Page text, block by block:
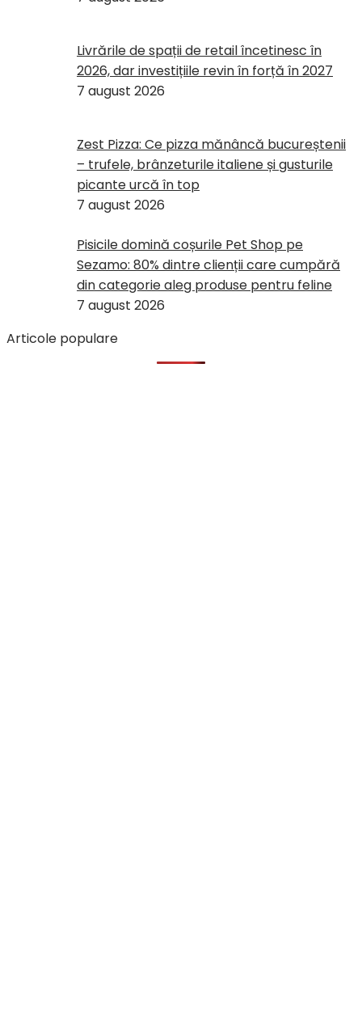
Livrările de spații de retail încetinesc în
2026, dar investițiile revin în forță în 2027
7 august 2026
Zest Pizza: Ce pizza mănâncă bucureștenii
– trufele, brânzeturile italiene și gusturile
picante urcă în top
7 august 2026
Pisicile domină coșurile Pet Shop pe
Sezamo: 80% dintre clienții care cumpără
din categorie aleg produse pentru feline
7 august 2026
Articole populare